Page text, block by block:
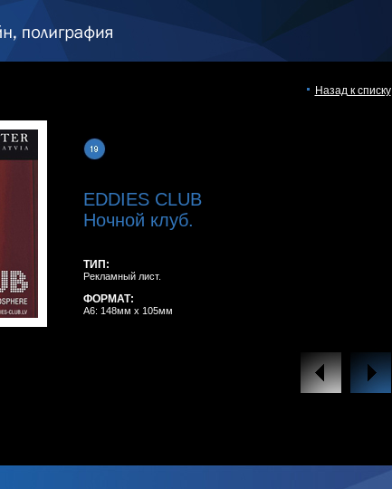
Назад к списку
EDDIES CLUB
Ночной клуб.
ТИП:
Рекламный лист.
ФОРМАТ:
A6: 148мм x 105мм